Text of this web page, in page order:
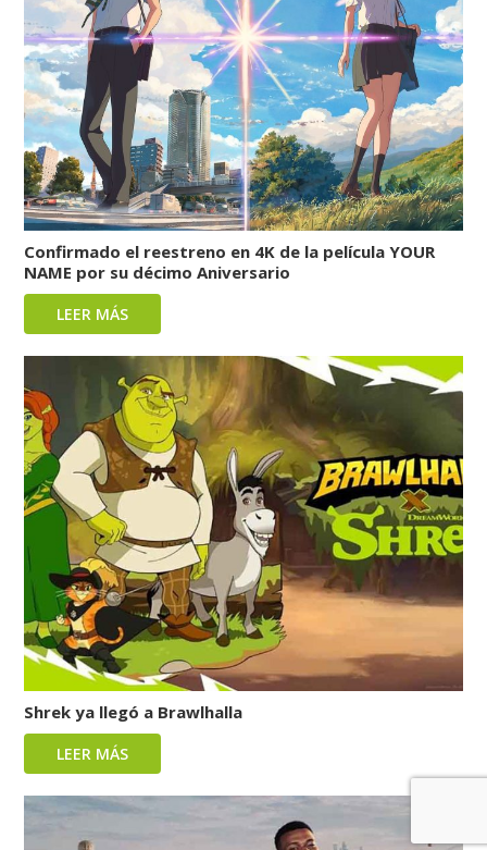
Confirmado el reestreno en 4K de la película YOUR
NAME por su décimo Aniversario
LEER MÁS
Shrek ya llegó a Brawlhalla
LEER MÁS